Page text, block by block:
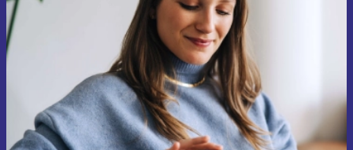
Nie przegap żadnej oferty.
Zarejestruj się
Informacje na temat używania danych osobowych znajdują się w